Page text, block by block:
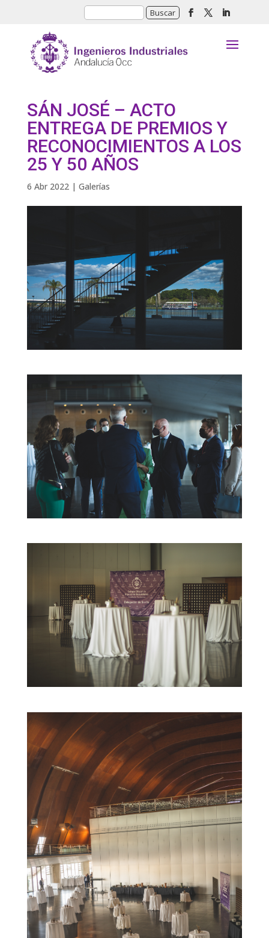
SÁN JOSÉ – ACTO
ENTREGA DE PREMIOS Y
RECONOCIMIENTOS A LOS
25 Y 50 AÑOS
6 Abr 2022| Galerías